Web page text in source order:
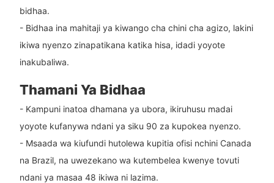
bidhaa.
- Bidhaa ina mahitaji ya kiwango cha chini cha agizo, lakini
ikiwa nyenzo zinapatikana katika hisa, idadi yoyote
inakubaliwa.
Thamani Ya Bidhaa
- Kampuni inatoa dhamana ya ubora, ikiruhusu madai
yoyote kufanywa ndani ya siku 90 za kupokea nyenzo.
- Msaada wa kiufundi hutolewa kupitia ofisi nchini Canada
na Brazil, na uwezekano wa kutembelea kwenye tovuti
ndani ya masaa 48 ikiwa ni lazima.